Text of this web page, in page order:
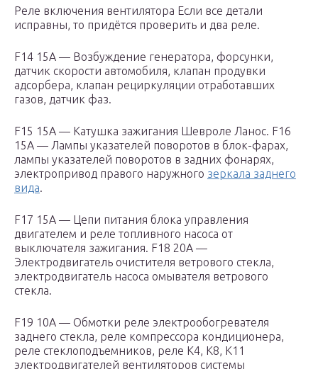
Реле включения вентилятора Если все детали
исправны, то придётся проверить и два реле.
F14 15А — Возбуждение генератора, форсунки,
датчик скорости автомобиля, клапан продувки
адсорбера, клапан рециркуляции отработавших
газов, датчик фаз.
F15 15А — Катушка зажигания Шевроле Ланос. F16
15А — Лампы указателей поворотов в блок-фарах,
лампы указателей поворотов в задних фонарях,
электропривод правого наружного зеркала заднего
вида.
F17 15А — Цепи питания блока управления
двигателем и реле топливного насоса от
выключателя зажигания. F18 20А —
Электродвигатель очистителя ветрового стекла,
электродвигатель насоса омывателя ветрового
стекла.
F19 10А — Обмотки реле электрообогревателя
заднего стекла, реле компрессора кондиционера,
реле стеклоподъемников, реле К4, К8, К11
электродвигателей вентиляторов системы